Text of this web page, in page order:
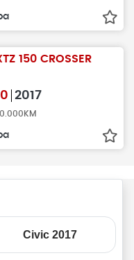
150 CROSSER
2017
Civic 2017